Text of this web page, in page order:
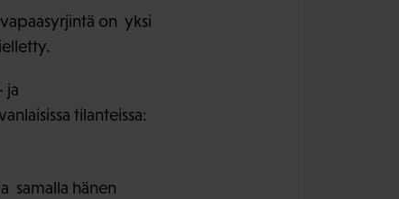
on yksi
ja
tilanteissa:
samalla hänen